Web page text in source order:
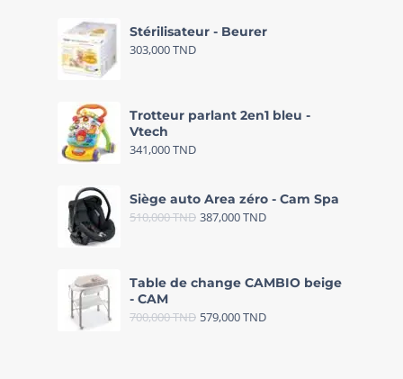
Stérilisateur - Beurer
303,000TND
Trotteur parlant 2en1 bleu -
Vtech
341,000TND
Siège auto Area zéro - Cam Spa
510,000TND 387,000TND
Table de change CAMBIO beige
- CAM
700,000TND 579,000TND